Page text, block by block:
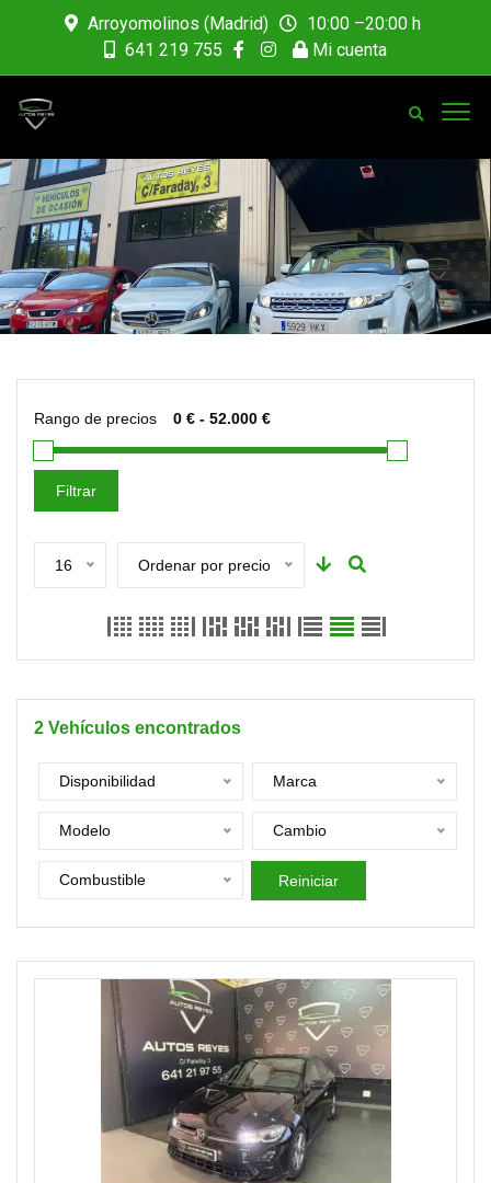
Arroyomolinos (Madrid)
10:00 –20:00 h
641 219 755
Mi cuenta
Rango de precios
Filtrar
16 Ordenar por precio
2 Vehículos encontrados
Disponibilidad Marca
Modelo Cambio
Combustible Reiniciar
DISPONIBLE